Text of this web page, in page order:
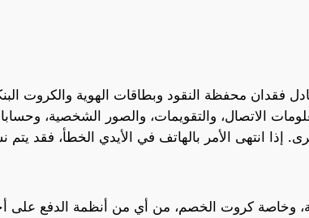
الاتصال، والتقويمات، والصور الشخصية،
وخاصة كروت الخصم، من أي من أنظمة الدفع على